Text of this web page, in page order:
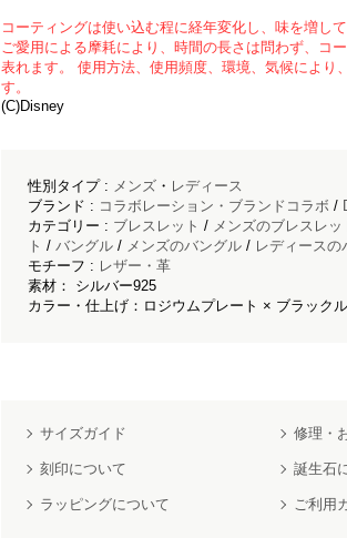
コーティングは使い込む程に経年変化し、味を増して
ご愛用による摩耗により、時間の長さは問わず、コ
表れます。 使用方法、使用頻度、環境、気候により
す。
(C)Disney
性別タイプ : メンズ ・ レディース
ブランド : コラボレーション・ブランドコラボ /
カテゴリー : ブレスレット / メンズのブレスレッ
ト / バングル / メンズのバングル / レディースの
モチーフ : レザー・革
素材： シルバー925
カラー・仕上げ：ロジウムプレート × ブラック
サイズガイド 修理・
刻印について 誕生石
ラッピングについて ご利用